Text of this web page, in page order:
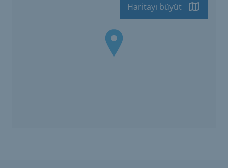
Haritayı büyüt